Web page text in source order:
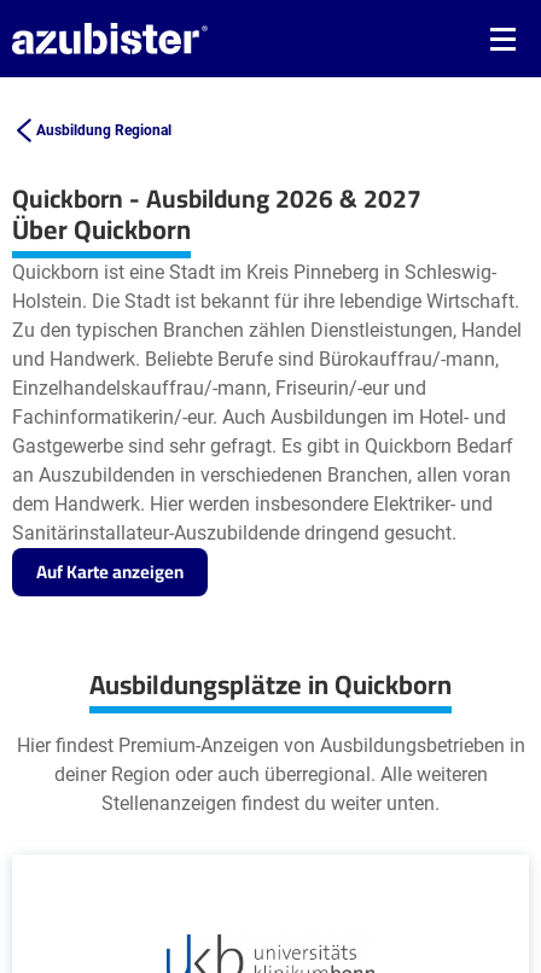
Ausbildung Regional
Quickborn - Ausbildung 2026 & 2027
+
−
Leaflet| ©OpenStreetMap2
Über Quickborn
Quickborn ist eine Stadt im Kreis Pinneberg in Schleswig-
Holstein. Die Stadt ist bekannt für ihre lebendige Wirtschaft.
Zu den typischen Branchen zählen Dienstleistungen, Handel
und Handwerk. Beliebte Berufe sind Bürokauffrau/-mann,
Einzelhandelskauffrau/-mann, Friseurin/-eur und
Fachinformatikerin/-eur. Auch Ausbildungen im Hotel- und
Gastgewerbe sind sehr gefragt. Es gibt in Quickborn Bedarf
an Auszubildenden in verschiedenen Branchen, allen voran
dem Handwerk. Hier werden insbesondere Elektriker- und
Sanitärinstallateur-Auszubildende dringend gesucht.
Auf Karte anzeigen
Ausbildungsplätze in Quickborn
Hier findest Premium-Anzeigen von Ausbildungsbetrieben in
deiner Region oder auch überregional. Alle weiteren
Stellenanzeigen findest du weiter unten.